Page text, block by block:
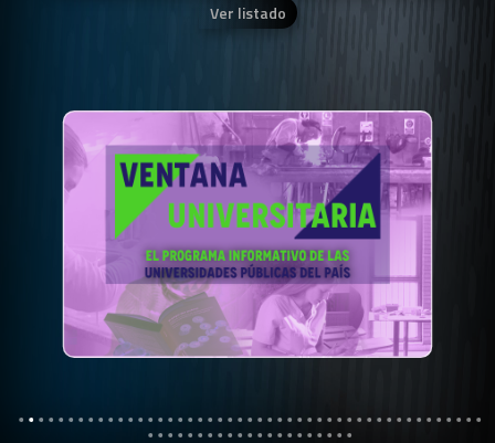
Ver listado